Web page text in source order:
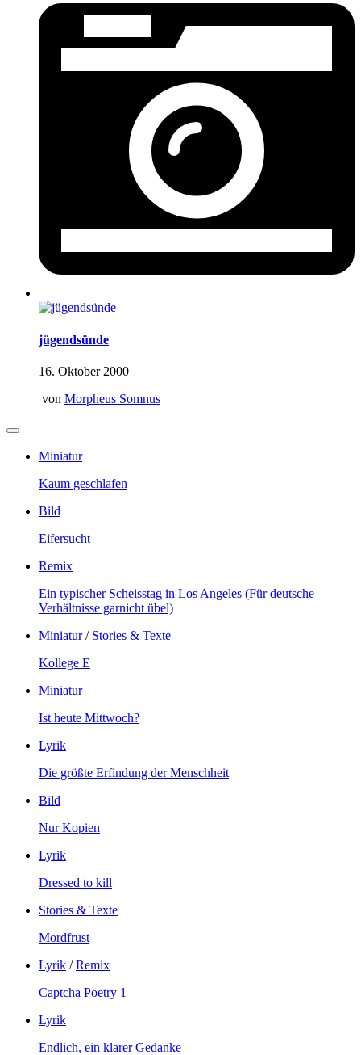
jügendsünde
16. Oktober 2000
von Morpheus Somnus
Miniatur
Kaum geschlafen
Bild
Eifersucht
Remix
Ein typischer Scheisstag in Los Angeles (Für deutsche
Verhältnisse garnicht übel)
Miniatur/ Stories & Texte
Kollege E
Miniatur
Ist heute Mittwoch?
Lyrik
Die größte Erfindung der Menschheit
Bild
Nur Kopien
Lyrik
Dressed to kill
Stories & Texte
Mordfrust
Lyrik /Remix
Captcha Poetry 1
Lyrik
Endlich, ein klarer Gedanke